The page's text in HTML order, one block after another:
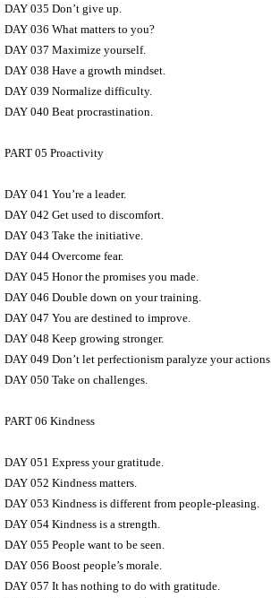
DAY 035 Don’t give up.
DAY 036 What matters to you?
DAY 037 Maximize yourself.
DAY 038 Have a growth mindset.
DAY 039 Normalize difficulty.
DAY 040 Beat procrastination.
PART 05 Proactivity
DAY 041 You’re a leader.
DAY 042 Get used to discomfort.
DAY 043 Take the initiative.
DAY 044 Overcome fear.
DAY 045 Honor the promises you made.
DAY 046 Double down on your training.
DAY 047 You are destined to improve.
DAY 048 Keep growing stronger.
DAY 049 Don’t let perfectionism paralyze your actions.
DAY 050 Take on challenges.
PART 06 Kindness
DAY 051 Express your gratitude.
DAY 052 Kindness matters.
DAY 053 Kindness is different from people-pleasing.
DAY 054 Kindness is a strength.
DAY 055 People want to be seen.
DAY 056 Boost people’s morale.
DAY 057 It has nothing to do with gratitude.